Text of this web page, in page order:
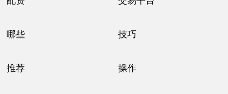
哪些 技巧
推荐 操作